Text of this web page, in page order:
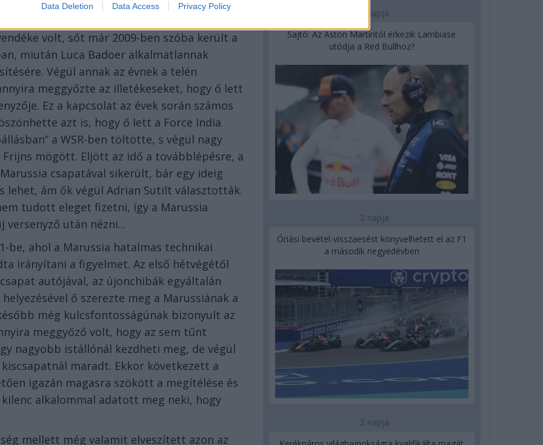
Data Deletion Data Access Privacy Policy
volt, sőt már 2009-ben szóba került a
miután Luca Badoer alkalmatlannak
Végül annak az évnek a telén
meggyőzte az illetékeseket, hogy ő lett
Ez a kapcsolat az évek során számos
azt is, hogy ő lett a Force India
a WSR-ben töltötte, s végül nagy
mögött. Eljött az idő a továbblépésre, a
csapatával sikerült, bár egy ideig
lehet, ám ők végül Adrian Sutilt választották.
tudott eleget fizetni, így a Marussia
után nézni...
be, ahol a Marussia hatalmas technikai
irányítani a figyelmet. Az első hétvégétől
autójával, az újonchibák egyáltalán
ő szerezte meg a Marussiának a
még kulcsfontosságúnak bizonyult az
meggyőző volt, hogy az sem tűnt
nagyobb istállónál kezdheti meg, de végül
maradt. Ekkor következett a
igazán magasra szökött a megítélése és
alkalommal adatott meg neki, hogy
mellett még valamit elveszített azon az
1 napja
Sajtó: Az Aston Martintól érkezik Lambiase
utódja a Red Bullhoz?
2 napja
Óriási bevétel-visszaesést könyvelhetett el az F1
a második negyedévben
2 napja